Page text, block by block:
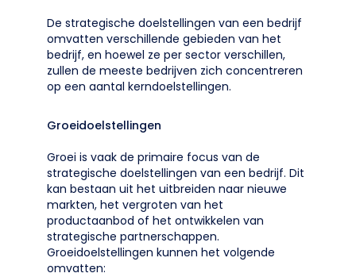
De strategische doelstellingen van een bedrijf
omvatten verschillende gebieden van het
bedrijf, en hoewel ze per sector verschillen,
zullen de meeste bedrijven zich concentreren
op een aantal kerndoelstellingen.
Groeidoelstellingen
Groei is vaak de primaire focus van de
strategische doelstellingen van een bedrijf. Dit
kan bestaan uit het uitbreiden naar nieuwe
markten, het vergroten van het
productaanbod of het ontwikkelen van
strategische partnerschappen.
Groeidoelstellingen kunnen het volgende
omvatten: